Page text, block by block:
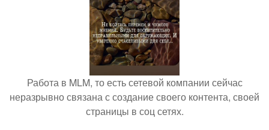
Работа в MLM, то есть сетевой компании сейчас
неразрывно связана с создание своего контента, своей
страницы в соц сетях.